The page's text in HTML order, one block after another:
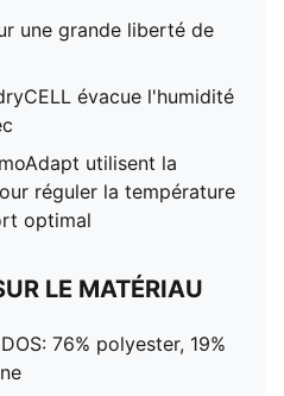
une grande liberté de
évacue l'humidité
utilisent la
réguler la température
optimal
LE MATÉRIAU
76% polyester, 19%